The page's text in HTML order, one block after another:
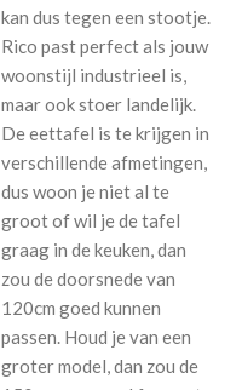
kan dus tegen een stootje.
Rico past perfect als jouw
woonstijl industrieel is,
maar ook stoer landelijk.
De eettafel is te krijgen in
verschillende afmetingen,
dus woon je niet al te
groot of wil je de tafel
graag in de keuken, dan
zou de doorsnede van
120cm goed kunnen
passen. Houd je van een
groter model, dan zou de